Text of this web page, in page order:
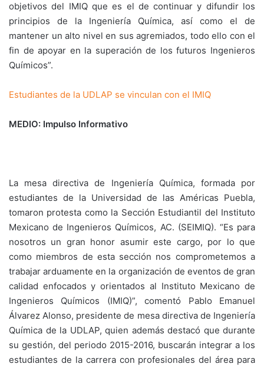
objetivos del IMIQ que es el de continuar y difundir los
principios de la Ingeniería Química, así como el de
mantener un alto nivel en sus agremiados, todo ello con el
fin de apoyar en la superación de los futuros Ingenieros
Químicos”.
Estudiantes de la UDLAP se vinculan con el IMIQ
MEDIO: Impulso Informativo
La mesa directiva de Ingeniería Química, formada por
estudiantes de la Universidad de las Américas Puebla,
tomaron protesta como la Sección Estudiantil del Instituto
Mexicano de Ingenieros Químicos, AC. (SEIMIQ). “Es para
nosotros un gran honor asumir este cargo, por lo que
como miembros de esta sección nos comprometemos a
trabajar arduamente en la organización de eventos de gran
calidad enfocados y orientados al Instituto Mexicano de
Ingenieros Químicos (IMIQ)”, comentó Pablo Emanuel
Álvarez Alonso, presidente de mesa directiva de Ingeniería
Química de la UDLAP, quien además destacó que durante
su gestión, del periodo 2015-2016, buscarán integrar a los
estudiantes de la carrera con profesionales del área para